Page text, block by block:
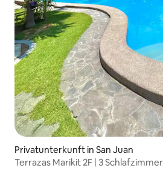
Privatunterkunft in San Juan
Terrazas Marikit 2F | 3